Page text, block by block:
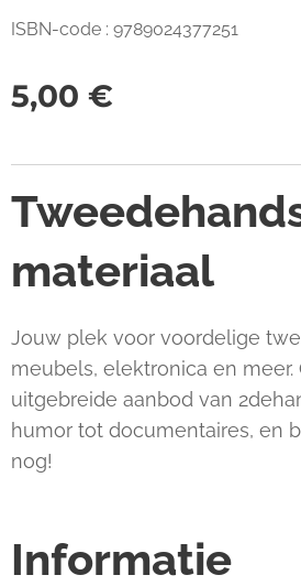
ISBN-code : 9789024377251
5,00 €
materiaal
Jouw plek voor voordelige
meubels, elektronica en meer.
uitgebreide aanbod van
humor tot documentaires, en
nog!
Informatie